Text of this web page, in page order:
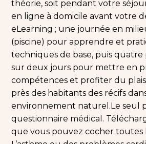
théorie, soit pendant votre
en ligne à domicile avant votre
eLearning ; une journée en
(piscine) pour apprendre et
techniques de base, puis
sur deux jours pour mettre en
compétences et profiter du
près des habitants des récifs
environnement naturel. Le seul
questionnaire médical.
que vous pouvez cocher toutes